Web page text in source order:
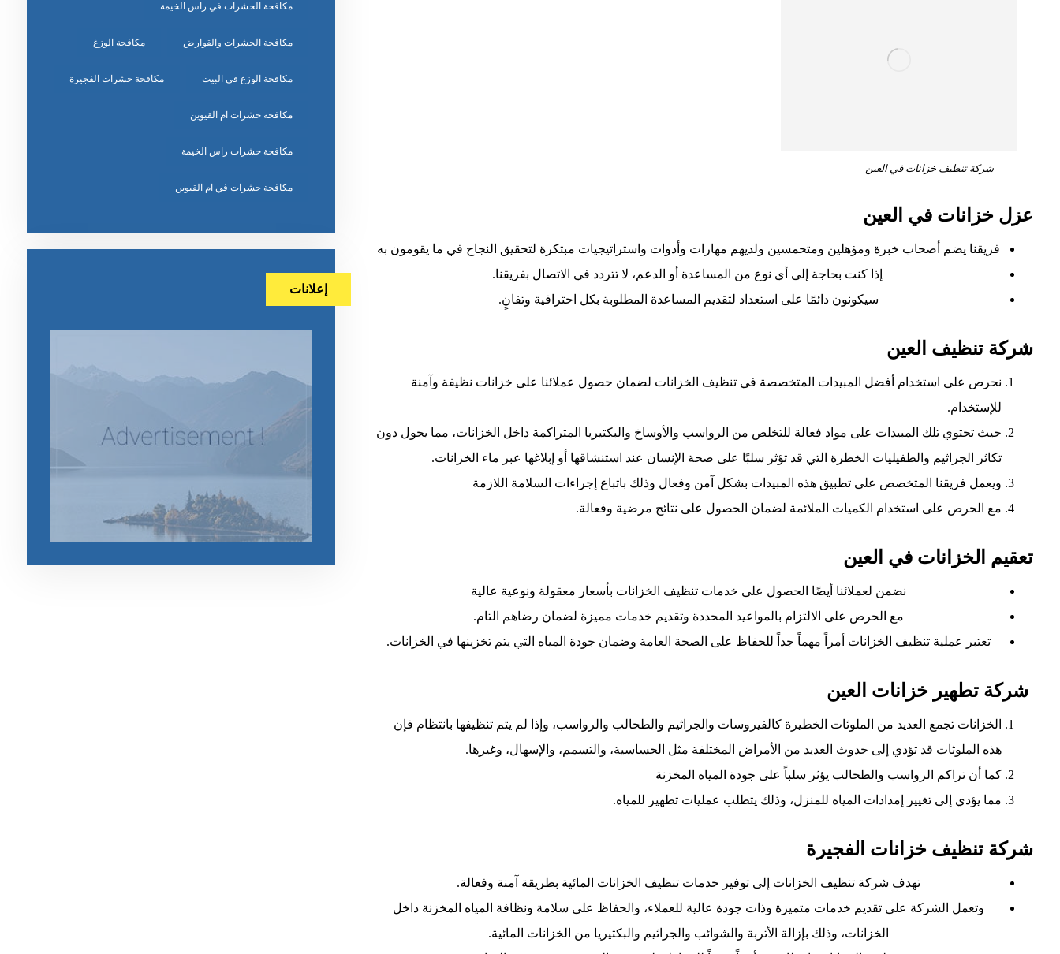
شركة تنظيف خزانات في العين
عزل خزانات في العين
فريقنا يضم أصحاب خبرة ومؤهلين ومتحمسين ولديهم مهارات وأدوات واستراتيجيات مبتكرة لتحقيق النجاح في ما يقومون به
إذا كنت بحاجة إلى أي نوع من المساعدة أو الدعم، لا تتردد في الاتصال بفريقنا.
سيكونون دائمًا على استعداد لتقديم المساعدة المطلوبة بكل احترافية وتفانٍ.
شركة تنظيف العين
نحرص على استخدام أفضل المبيدات المتخصصة في تنظيف الخزانات لضمان حصول عملائنا على خزانات نظيفة وآمنة
للإستخدام.
حيث تحتوي تلك المبيدات على مواد فعالة للتخلص من الرواسب والأوساخ والبكتيريا المتراكمة داخل الخزانات، مما يحول دون
تكاثر الجراثيم والطفيليات الخطرة التي قد تؤثر سلبًا على صحة الإنسان عند استنشاقها أو إبلاغها عبر ماء الخزانات.
ويعمل فريقنا المتخصص على تطبيق هذه المبيدات بشكل آمن وفعال وذلك باتباع إجراءات السلامة اللازمة
مع الحرص على استخدام الكميات الملائمة لضمان الحصول على نتائج مرضية وفعالة.
تعقيم الخزانات في العين
نضمن لعملائنا أيضًا الحصول على خدمات تنظيف الخزانات بأسعار معقولة ونوعية عالية
مع الحرص على الالتزام بالمواعيد المحددة وتقديم خدمات مميزة لضمان رضاهم التام.
تعتبر عملية تنظيف الخزانات أمراً مهماً جداً للحفاظ على الصحة العامة وضمان جودة المياه التي يتم تخزينها في الخزانات.
شركة تطهير خزانات العين
الخزانات تجمع العديد من الملوثات الخطيرة كالفيروسات والجراثيم والطحالب والرواسب، وإذا لم يتم تنظيفها بانتظام فإن
هذه الملوثات قد تؤدي إلى حدوث العديد من الأمراض المختلفة مثل الحساسية، والتسمم، والإسهال، وغيرها.
كما أن تراكم الرواسب والطحالب يؤثر سلباً على جودة المياه المخزنة
مما يؤدي إلى تغيير إمدادات المياه للمنزل، وذلك يتطلب عمليات تطهير للمياه.
شركة تنظيف خزانات الفجيرة
تهدف شركة تنظيف الخزانات إلى توفير خدمات تنظيف الخزانات المائية بطريقة آمنة وفعالة.
وتعمل الشركة على تقديم خدمات متميزة وذات جودة عالية للعملاء، والحفاظ على سلامة ونظافة المياه المخزنة داخل
الخزانات، وذلك بإزالة الأتربة والشوائب والجراثيم والبكتيريا من الخزانات المائية.
مكافحة الحشرات في راس الخيمة
مكافحة الحشرات والقوارض مكافحة الوزغ
مكافحة الوزغ في البيت مكافحة حشرات الفجيرة
مكافحة حشرات ام القيوين
مكافحة حشرات راس الخيمة
مكافحة حشرات في ام القيوين
إعلانات